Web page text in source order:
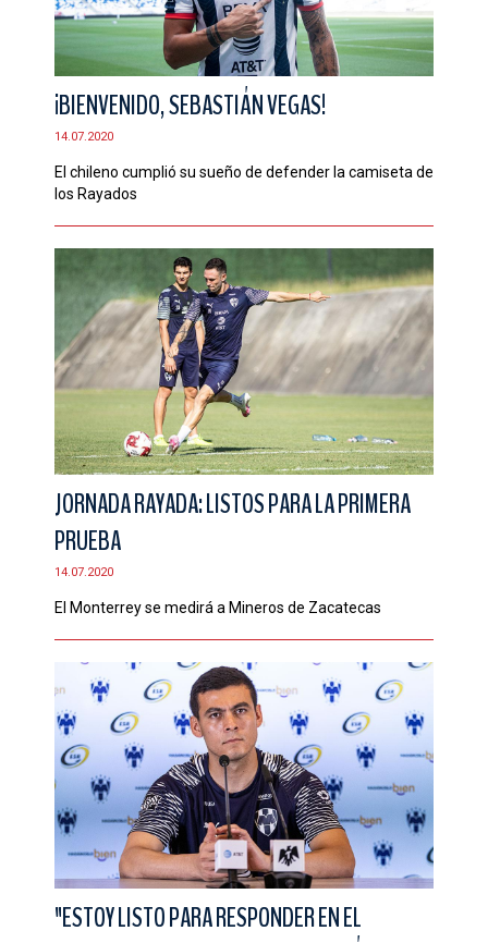
¡BIENVENIDO, SEBASTIÁN VEGAS!
14.07.2020
El chileno cumplió su sueño de defender la camiseta de
los Rayados
JORNADA RAYADA: LISTOS PARA LA PRIMERA
PRUEBA
14.07.2020
El Monterrey se medirá a Mineros de Zacatecas
"ESTOY LISTO PARA RESPONDER EN EL